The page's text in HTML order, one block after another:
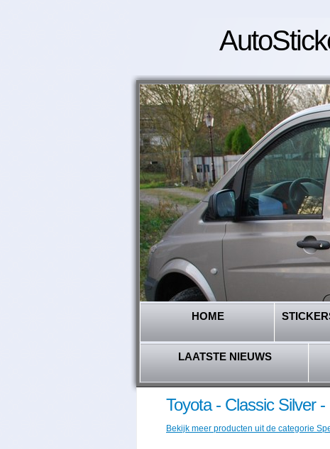
HOME
LAATSTE NIEUWS
Toyota - Classic Silver
Bekijk meer producten uit de categorie